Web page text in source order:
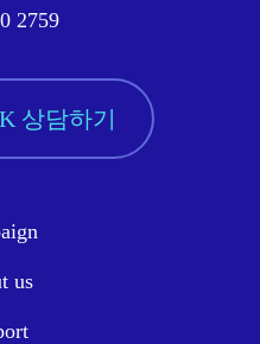
2759
상담하기
us